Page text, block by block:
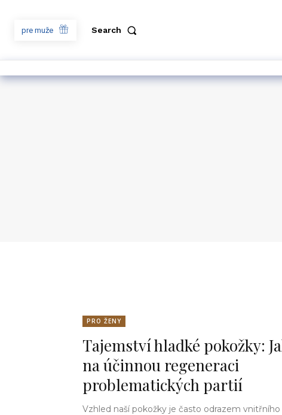
pre muže Search
PRO ŽENY
Tajemství hladké pokožky:
na účinnou regeneraci
problematických partií
Vzhled naší pokožky je často odrazem vnitřního